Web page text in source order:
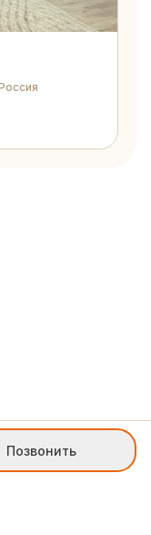
Позвонить